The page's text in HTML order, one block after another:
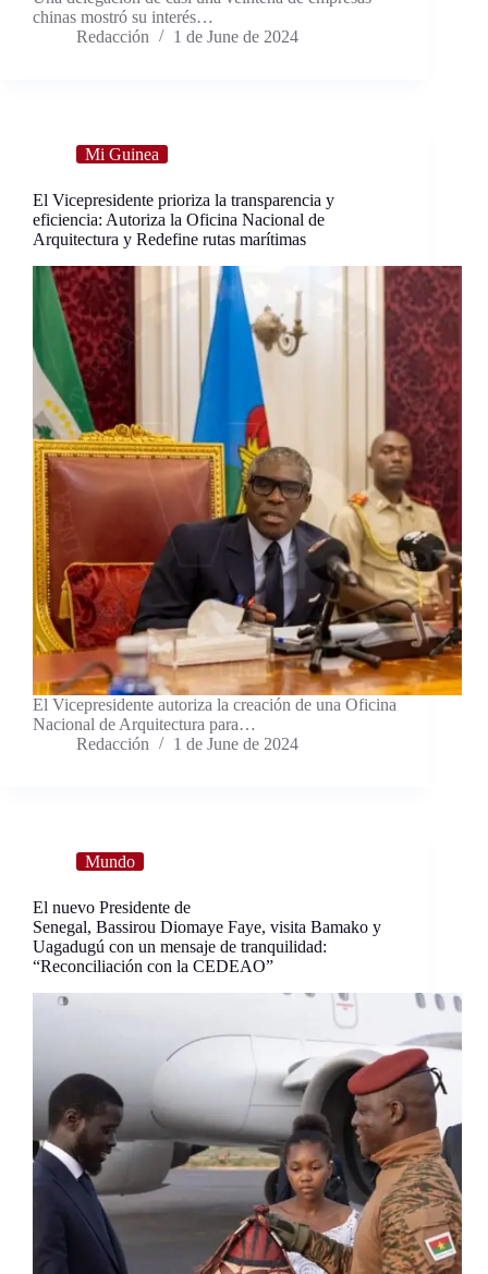
chinas mostró su interés…
Redacción
1 de June de 2024
Mi Guinea
El Vicepresidente prioriza la transparencia y
eficiencia: Autoriza la Oficina Nacional de
Arquitectura y Redefine rutas marítimas
El Vicepresidente autoriza la creación de una Oficina
Nacional de Arquitectura para…
Redacción
1 de June de 2024
Mundo
El nuevo Presidente de
Senegal, Bassirou Diomaye Faye, visita Bamako y
Uagadugú con un mensaje de tranquilidad:
“Reconciliación con la CEDEAO”